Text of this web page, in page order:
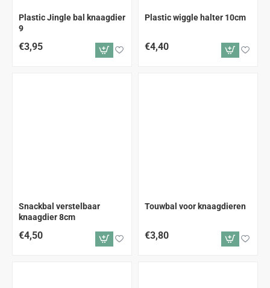
Plastic Jingle bal knaagdier
9
€3,95
Plastic wiggle halter 10cm
€4,40
Snackbal verstelbaar
knaagdier 8cm
€4,50
Touwbal voor knaagdieren
€3,80